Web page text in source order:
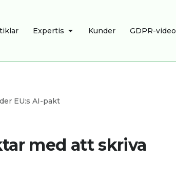
Expertis ÖPPNA EXPERTIS
Kunder GDPR-video
EU:s AI-pakt
med att skriva